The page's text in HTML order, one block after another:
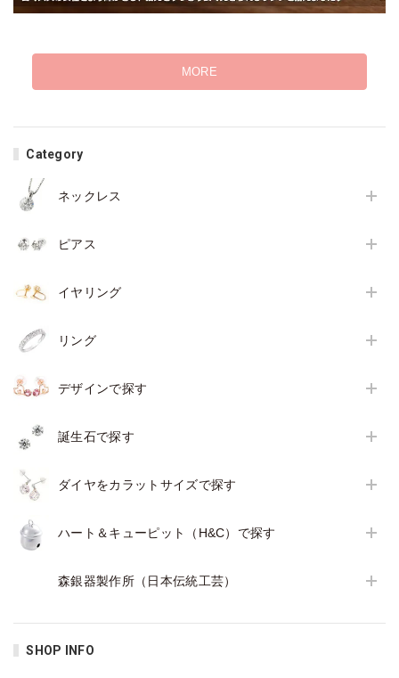
Category
ネックレス
ピアス
イヤリング
リング
デザインで探す
誕生石で探す
ダイヤをカラットサイズで探す
ハート＆キューピット（H&C）で探す
森銀器製作所（日本伝統工芸）
SHOP INFO
MORE